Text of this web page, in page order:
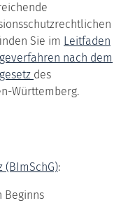
Sie im Leitfaden
nach dem
des
Württemberg.
(BImSchG):
Beginns